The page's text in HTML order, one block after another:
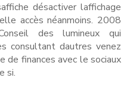
désactiver laffichage
accès néanmoins. 2008
des lumineux qui
consultant dautres venez
de finances avec le sociaux
si.